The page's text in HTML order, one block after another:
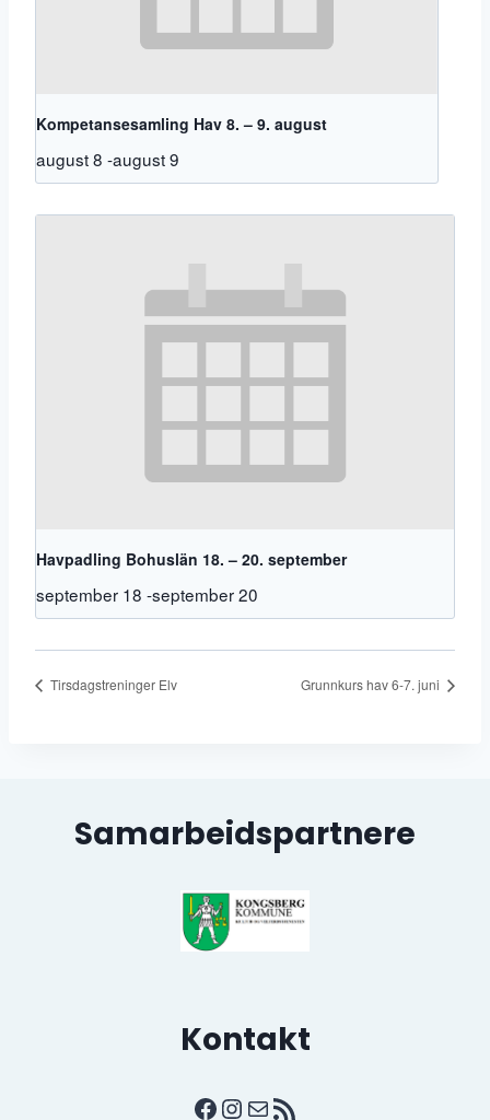
Kompetansesamling Hav 8. – 9. august
august 8 -august 9
Havpadling Bohuslän 18. – 20. september
september 18 -september 20
Tirsdagstreninger Elv Grunnkurs hav 6-7. juni
Samarbeidspartnere
Kontakt
Facebook
Instagram
E-postRSS-strøm